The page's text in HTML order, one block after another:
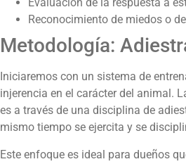
Reconocimiento de miedos o
Metodología:
Iniciaremos con un sistema de
injerencia en el carácter del animal.
es a través de una disciplina de
mismo tiempo se ejercita y se
Este enfoque es ideal para dueños